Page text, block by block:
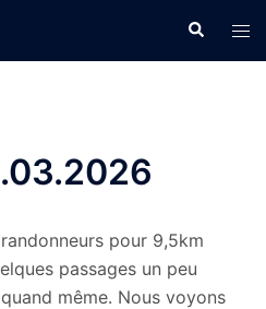
le
pour 9,5km
passages un peu
même. Nous voyons